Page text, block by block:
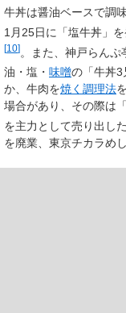
牛丼は醤油ベースで調
1月25日に「塩牛丼」
[10]。また、神戸らん
油・塩・ 味噌の「牛丼3
か、牛肉を焼く調理法
場合があり、その際は
を主力として売り出した
を廃業、東京チカラめ